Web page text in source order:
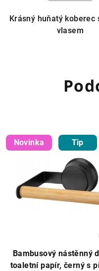
Krásný huňatý koberec
vlasem
Novinka Tip
Bambusový nástěnný
toaletní papír, černý s